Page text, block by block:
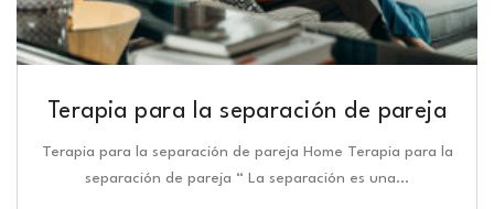
Terapia para la separación de pareja
Terapia para la separación de pareja Home Terapia para la
separación de pareja “ La separación es una…